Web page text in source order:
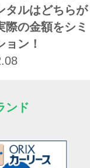
タルはどちらが
際の金額をシミ
ョン！
ンド